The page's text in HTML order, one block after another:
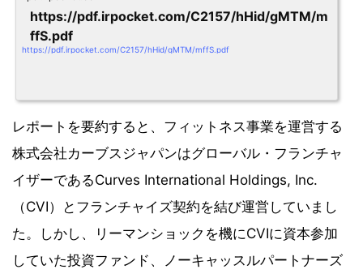
https://pdf.irpocket.com/C2157/hHid/gMTM/m
ffS.pdf
https://pdf.irpocket.com/C2157/hHid/gMTM/mffS.pdf
レポートを要約すると、フィットネス事業を運営する
株式会社カーブスジャパンはグローバル・フランチャ
イザーであるCurves International Holdings, Inc.
（CVI）とフランチャイズ契約を結び運営していまし
た。しかし、リーマンショックを機にCVIに資本参加
していた投資ファンド、ノーキャッスルパートナーズ